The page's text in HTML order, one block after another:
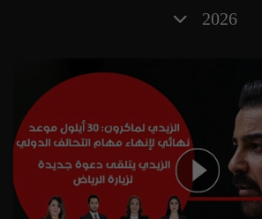
2026